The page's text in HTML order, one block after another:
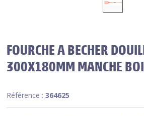
FOURCHE A BECHER
300X180MM MANCHE
Référence :364625